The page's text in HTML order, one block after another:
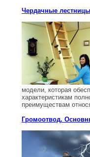
Чердачные
модели, которая
характеристикам
преимуществам
Громоотвод.